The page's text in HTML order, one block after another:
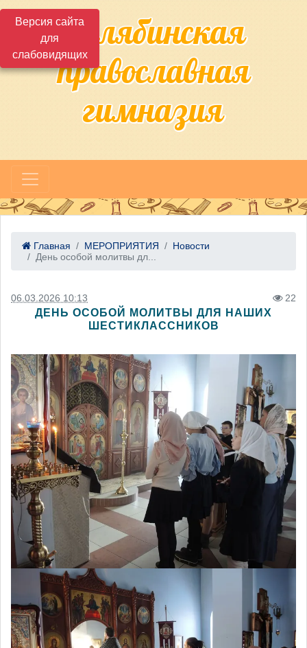
Версия сайта
для
слабовидящихЧелябинская
православная
гимназия
Главная МЕРОПРИЯТИЯ
Новости
День особой молитвы дл...
06.03.2026 10:13 22
ДЕНЬ ОСОБОЙ МОЛИТВЫ ДЛЯ НАШИХ
ШЕСТИКЛАССНИКОВ